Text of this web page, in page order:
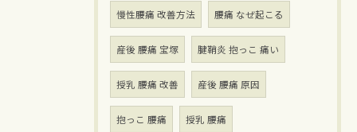
慢性腰痛 改善方法 腰痛 なぜ起こる
産後 腰痛 宝塚 腱鞘炎 抱っこ 痛い
授乳 腰痛 改善 産後 腰痛 原因
抱っこ 腰痛 授乳 腰痛